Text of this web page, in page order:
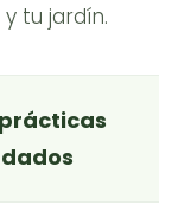
tu jardín.